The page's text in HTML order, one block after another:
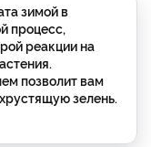
зимой в
процесс,
реакции на
позволит вам
зелень.